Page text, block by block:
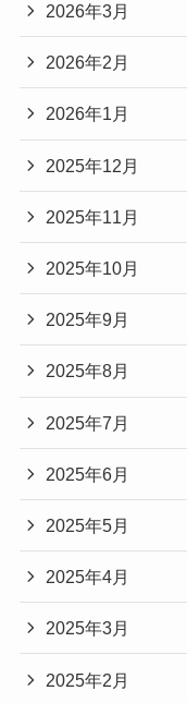
2026年3月
2026年2月
2026年1月
2025年12月
2025年11月
2025年10月
2025年9月
2025年8月
2025年7月
2025年6月
2025年5月
2025年4月
2025年3月
2025年2月